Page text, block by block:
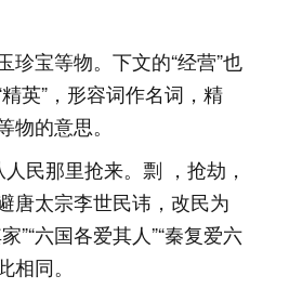
珍宝等物。下文的“经营”也
英”，形容词作名词，精
物的意思。
民那里抢来。剽 ，抢劫，
唐太宗李世民讳，改民为
”“六国各爱其人”“秦复爱六
相同。